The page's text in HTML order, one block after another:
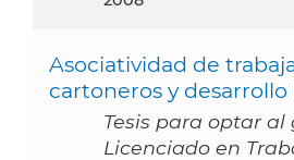
Asociatividad de
cartoneros y
Tesis para optar al
Licenciado en